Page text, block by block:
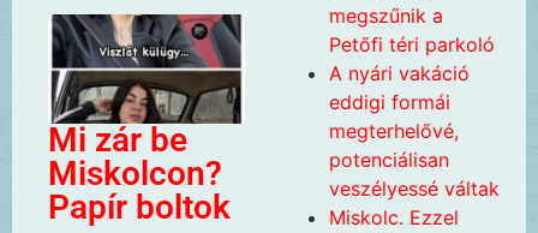
Mi zár be
Miskolcon?
Papír boltok
megszűnik a
Petőfi téri parkoló
A nyári vakáció
eddigi formái
megterhelővé,
potenciálisan
veszélyessé váltak
Miskolc. Ezzel